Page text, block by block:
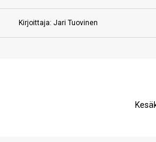
Kirjoittaja: Jari Tuovinen